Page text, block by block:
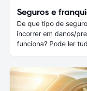
Seguros e
De que tipo de
incorrer em danos/
funciona? Pode ler